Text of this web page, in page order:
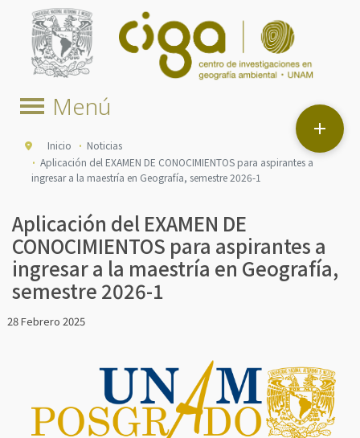

Inicio
Noticias
Aplicación del EXAMEN DE CONOCIMIENTOS para aspirantes a
ingresar a la maestría en Geografía, semestre 2026-1
Aplicación del EXAMEN DE
CONOCIMIENTOS para aspirantes a
ingresar a la maestría en Geografía,
semestre 2026-1
28 Febrero 2025